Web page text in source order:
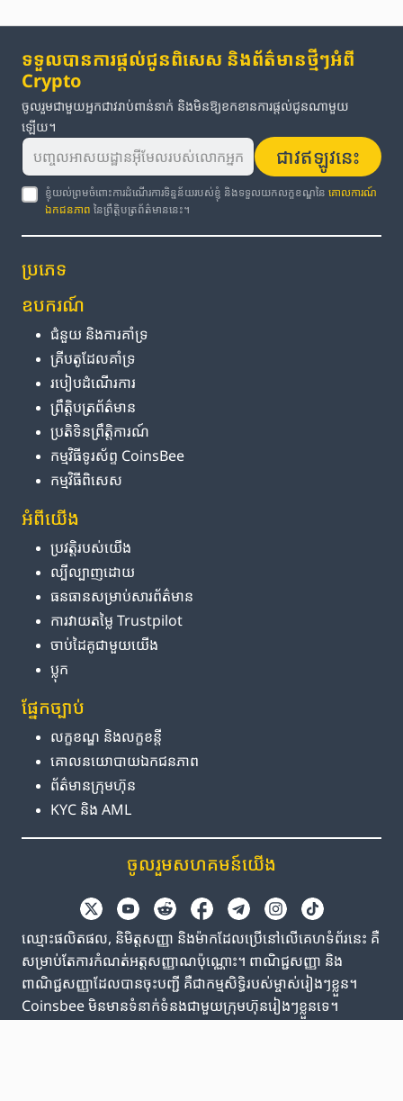
ទទួលបានការផ្តល់ជូនពិសេស និងព័ត៌មានថ្មីៗអំពី
Crypto
ចូលរួមជាមួយអ្នកជាវរាប់ពាន់នាក់ និងមិនឱ្យខកខានការផ្តល់ជូនណាមួយ
ឡើយ។
ជាវឥឡូវនេះ
ខ្ញុំយល់ព្រមចំពោះការដំណើរការទិន្នន័យរបស់ខ្ញុំ និងទទួលយកលក្ខខណ្ឌនៃគោលការណ៍
ឯកជនភាព នៃព្រឹត្តិបត្រព័ត៌មាននេះ។
ប្រភេទ
ឧបករណ៍
ជំនួយ និង​ការ​គាំទ្រ
គ្រីបតូ​ដែល​គាំទ្រ
របៀប​ដំណើរការ
ព្រឹត្តិបត្រ​ព័ត៌មាន
ប្រតិទិន​ព្រឹត្តិការណ៍
កម្មវិធី​ទូរស័ព្ទ CoinsBee
កម្មវិធីពិសេស
អំពី​យើង
ប្រវត្តិ​របស់​យើង
ល្បីល្បាញ​ដោយ
ធនធាន​សម្រាប់​សារព័ត៌មាន
ការ​វាយតម្លៃ Trustpilot
ចាប់ដៃគូ​ជាមួយ​យើង
ប្លុក
ផ្នែក​ច្បាប់
លក្ខខណ្ឌ និង​លក្ខខន្តី
គោលនយោបាយ​ឯកជនភាព
ព័ត៌មាន​ក្រុមហ៊ុន
KYC និង AML
ចូលរួម​សហគមន៍​យើង
ឈ្មោះផលិតផល, និមិត្តសញ្ញា និងម៉ាកដែលប្រើនៅលើគេហទំព័រនេះ គឺ
សម្រាប់តែការកំណត់អត្តសញ្ញាណប៉ុណ្ណោះ។ ពាណិជ្ជសញ្ញា និង
ពាណិជ្ជសញ្ញាដែលបានចុះបញ្ជី គឺជាកម្មសិទ្ធិរបស់ម្ចាស់រៀងៗខ្លួន។
Coinsbee មិនមានទំនាក់ទំនងជាមួយក្រុមហ៊ុនរៀងៗខ្លួនទេ។